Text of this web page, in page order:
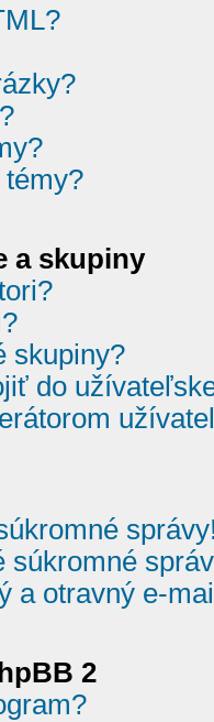
témy?
a skupiny
skupiny?
do
súkromné
a otravný e-
2